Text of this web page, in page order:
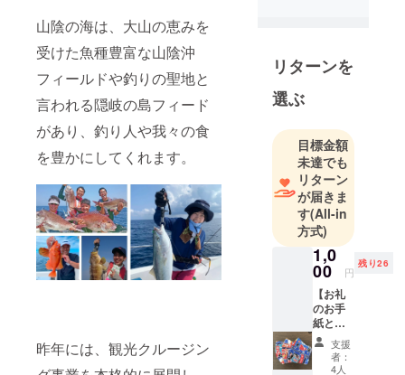
山陰の海は、大山の恵みを
受けた魚種豊富な山陰沖
フィールドや釣りの聖地と
言われる隠岐の島フィード
があり、釣り人や我々の食
を豊かにしてくれます。
昨年には、観光クルージン
リターンを
選ぶ
目標金額
未達でも
リターン
が届きま
す(All-in
方式)
1,0
00 円
残り26
【お礼
のお手
紙と
JOYMA
RINEオ
リジナ
支援
者：
4人